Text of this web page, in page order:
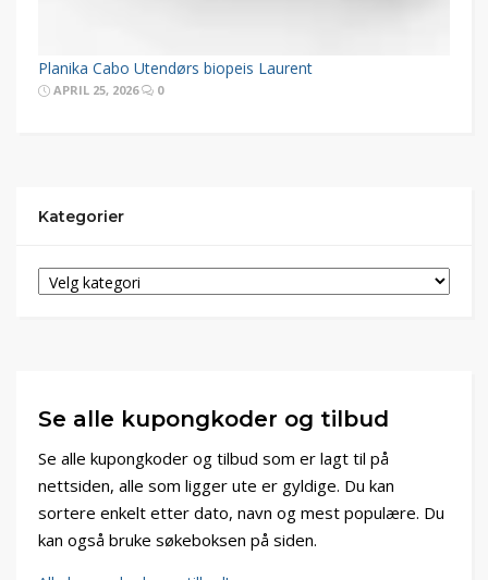
Planika Cabo Utendørs biopeis Laurent
APRIL 25, 2026 0
Kategorier
Se alle kupongkoder og tilbud
Se alle kupongkoder og tilbud som er lagt til på
nettsiden, alle som ligger ute er gyldige. Du kan
sortere enkelt etter dato, navn og mest populære. Du
kan også bruke søkeboksen på siden.